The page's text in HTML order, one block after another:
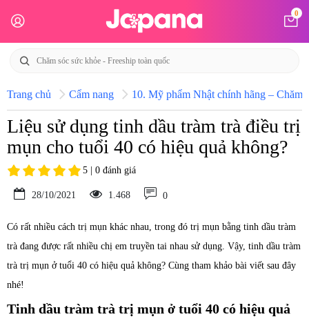
0
Trang chủ Cẩm nang 10. Mỹ phẩm Nhật chính hãng – Chăm
Liệu sử dụng tinh dầu tràm trà điều trị
mụn cho tuổi 40 có hiệu quả không?
5 | 0 đánh giá
28/10/2021 1.468 0
Có rất nhiều cách trị mụn khác nhau, trong đó trị mụn bằng tinh dầu tràm
trà đang được rất nhiều chị em truyền tai nhau sử dụng. Vậy, tinh dầu tràm
trà trị mụn ở tuổi 40 có hiệu quả không? Cùng tham khảo bài viết sau đây
nhé!
Tinh dầu tràm trà trị mụn ở tuổi 40 có hiệu quả